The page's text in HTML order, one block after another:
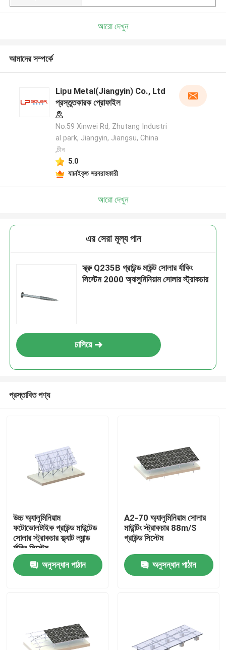
ভিডিও
আরো দেখুন
আমাদের সম্পর্কে
Lipu Metal(Jiangyin) Co., Ltd
প্রস্তুতকারক প্রোফাইল
No.59 Xinwei Rd, Zhutang Industri
al park, Jiangyin, Jiangsu, China
,চীন
5.0
যাচাইকৃত সরবরাহকারী
আরো দেখুন
এর সেরা মূল্য পান
স্ক্রু Q235B গ্রাউন্ড মাউন্ট সোলার র্যাকিং
সিস্টেম 2000 অ্যালুমিনিয়াম সোলার স্ট্রাকচার
চালিয়ে
প্রস্তাবিত পণ্য
উচ্চ অ্যালুমিনিয়াম
ফটোভোলটাইক গ্রাউন্ড মাউন্টেড
সোলার স্ট্রাকচার ফ্ল্যাট ল্যান্ড
র্যাকিং সিস্টেম
অনুসন্ধান পাঠান
A2-70 অ্যালুমিনিয়াম সোলার
মাউন্টিং স্ট্রাকচার 88m/S
গ্রাউন্ড সিস্টেম
অনুসন্ধান পাঠান